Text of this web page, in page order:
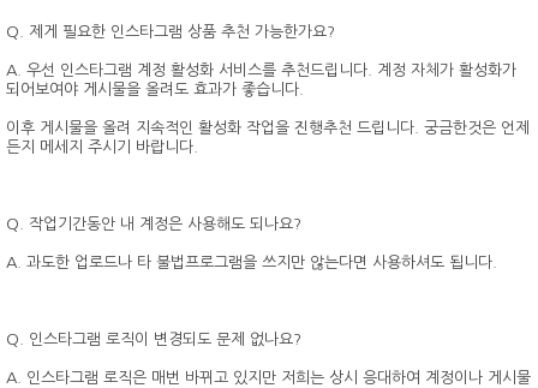
Q. 제게 필요한 인스타그램 상품 추천 가능한가요?
A. 우선 인스타그램 계정 활성화 서비스를 추천드립니다. 계정 자체가 활성화가
되어보여야 게시물을 올려도 효과가 좋습니다.
이후 게시물을 올려 지속적인 활성화 작업을 진행추천 드립니다. 궁금한것은 언제
든지 메세지 주시기 바랍니다.
Q. 작업기간동안 내 계정은 사용해도 되나요?
A. 과도한 업로드나 타 불법프로그램을 쓰지만 않는다면 사용하셔도 됩니다.
Q. 인스타그램 로직이 변경되도 문제 없나요?
A. 인스타그램 로직은 매번 바뀌고 있지만 저희는 상시 응대하여 계정이나 게시물